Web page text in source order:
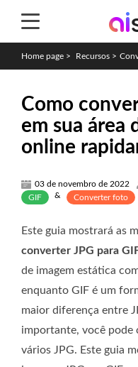
Home page > Recursos >
Como
em sua área
online
03 de novembro de 2022
GIF
& Converter foto
Este guia mostrará as
converter JPG para
de imagem estática
enquanto GIF é um
maior diferença entre
importante, você pode
vários JPG. Este guia